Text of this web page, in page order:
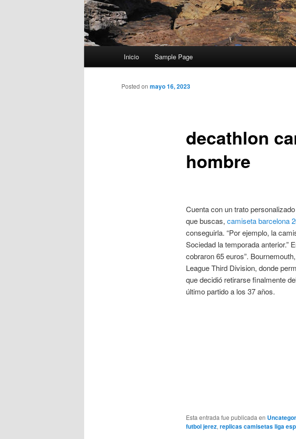
Inicio Sample Page
decathlon
hombre
Posted on mayo 16, 2023
Cuenta con un trato
que buscas, camiseta barcelona
conseguirla. “Por ejemplo, la
Sociedad la temporada anterior.”
cobraron 65 euros”.
League Third Division, donde
que decidió retirarse finalmente
último partido a los 37 años.
Esta entrada fue publicada en
futbol jerez,replicas camisetas liga